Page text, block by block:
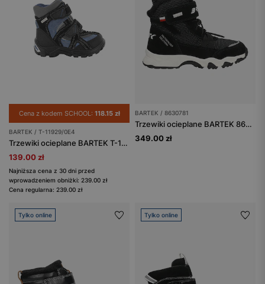
Cena z kodem SCHOOL: 118.15 zł
BARTEK / T-11929/0E4
Trzewiki ocieplane BARTEK T-11929/0E4, granatowo-czarny
139.00 zł
Najniższa cena z 30 dni przed
wprowadzeniem obniżki: 239.00 zł
Cena regularna: 239.00 zł
BARTEK / 8630781
Trzewiki ocieplane BARTEK 86307-81, czarne
349.00 zł
Tylko online Tylko online